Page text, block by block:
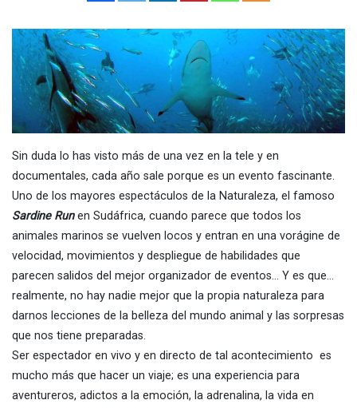
Sin duda lo has visto más de una vez en la tele y en
documentales, cada año sale porque es un evento fascinante.
Uno de los mayores espectáculos de la Naturaleza, el famoso
Sardine Runen Sudáfrica, cuando parece que todos los
animales marinos se vuelven locos y entran en una vorágine de
velocidad, movimientos y despliegue de habilidades que
parecen salidos del mejor organizador de eventos… Y es que…
realmente, no hay nadie mejor que la propia naturaleza para
darnos lecciones de la belleza del mundo animal y las sorpresas
que nos tiene preparadas.
Ser espectador en vivo y en directo de tal acontecimiento es
mucho más que hacer un viaje; es una experiencia para
aventureros, adictos a la emoción, la adrenalina, la vida en